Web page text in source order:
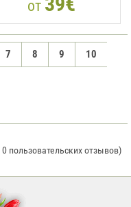
от
7 8 9 10
0 пользовательских отзывов)